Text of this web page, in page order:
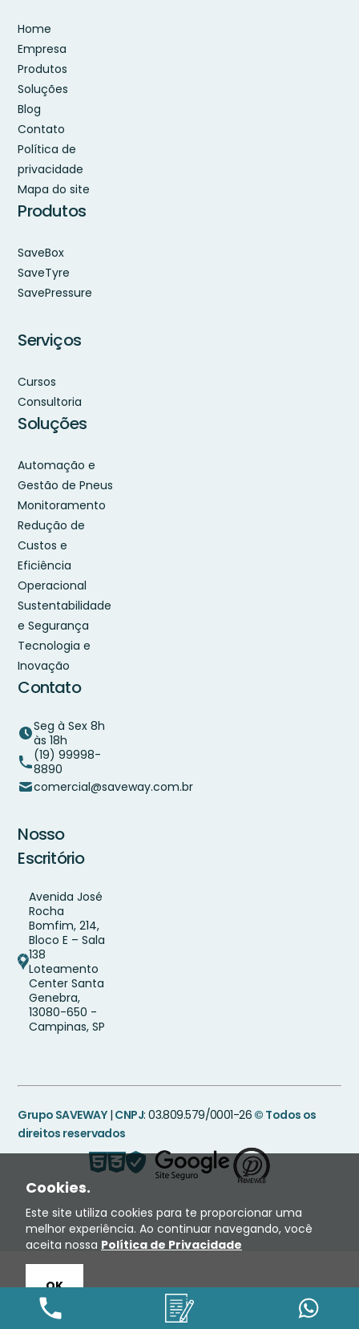
Home
Empresa
Produtos
Soluções
Blog
Contato
Política de
privacidade
Mapa do site
Produtos
SaveBox
SaveTyre
SavePressure
Serviços
Cursos
Consultoria
Soluções
Automação e
Gestão de Pneus
Monitoramento
Redução de
Custos e
Eficiência
Operacional
Sustentabilidade
e Segurança
Tecnologia e
Inovação
Contato
Seg à Sex 8h
às 18h
(19) 99998-
8890
comercial@saveway.com.br
Nosso
Escritório
Avenida José
Rocha
Bomfim, 214,
Bloco E – Sala
138
Loteamento
Center Santa
Genebra,
13080-650 -
Campinas, SP
Grupo SAVEWAY| CNPJ: 03.809.579/0001-26 © Todos os
direitos reservados
Cookies.
Este site utiliza cookies para te proporcionar uma
melhor experiência. Ao continuar navegando, você
aceita nossa Política de Privacidade
OK